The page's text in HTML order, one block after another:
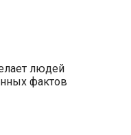
людей
фактов